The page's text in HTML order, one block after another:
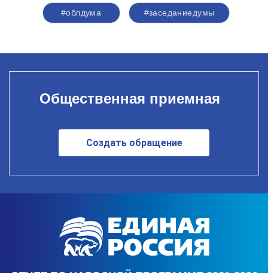
#облдума #заседаниедумы
Общественная приемная
Создать обращение